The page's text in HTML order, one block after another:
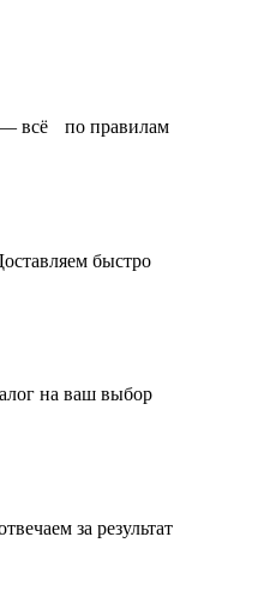
— всё по правилам
быстро
на ваш выбор
за результат